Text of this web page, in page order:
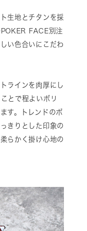
生地とチタンを採
FACE別注
い色合いにこだわ
ラインを肉厚にし
とで程よいボリ
す。トレンドのボ
きりとした印象の
らかく掛け心地の